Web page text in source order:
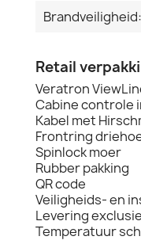
Brandveiligheid:
Retail
Veratron
Cabine controle
Kabel met
Frontring
Spinlock moer
Rubber pakking
QR code
Veiligheids- en
Levering
Temperatuur